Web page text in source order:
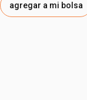
agregar a mi bolsa